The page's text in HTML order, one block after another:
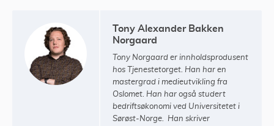
Tony Alexander Bakken
Norgaard
Tony Norgaard er innholdsprodusent
hos Tjenestetorget. Han har en
mastergrad i medieutvikling fra
Oslomet. Han har også studert
bedriftsøkonomi ved Universitetet i
Sørøst-Norge. Han skriver